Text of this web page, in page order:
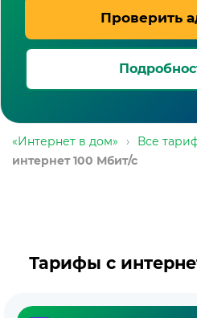
Проверить
«Интернет в дом» › Все
интернет 100 Мбит/с
Тарифы с